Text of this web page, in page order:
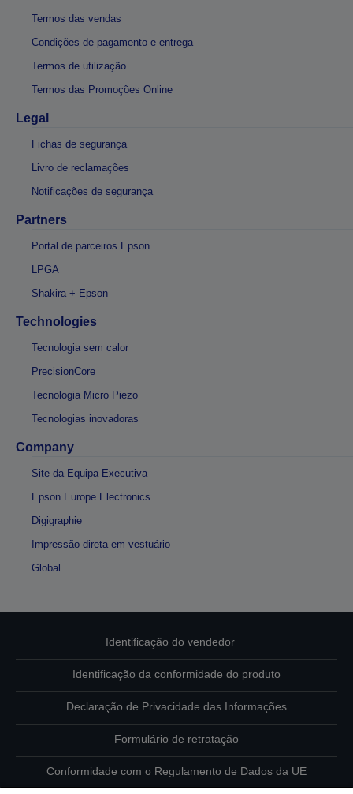
Termos das vendas
Condições de pagamento e entrega
Termos de utilização
Termos das Promoções Online
Legal
Fichas de segurança
Livro de reclamações
Notificações de segurança
Partners
Portal de parceiros Epson
LPGA
Shakira + Epson
Technologies
Tecnologia sem calor
PrecisionCore
Tecnologia Micro Piezo
Tecnologias inovadoras
Company
Site da Equipa Executiva
Epson Europe Electronics
Digigraphie
Impressão direta em vestuário
Global
Identificação do vendedor
Identificação da conformidade do produto
Declaração de Privacidade das Informações
Formulário de retratação
Conformidade com o Regulamento de Dados da UE